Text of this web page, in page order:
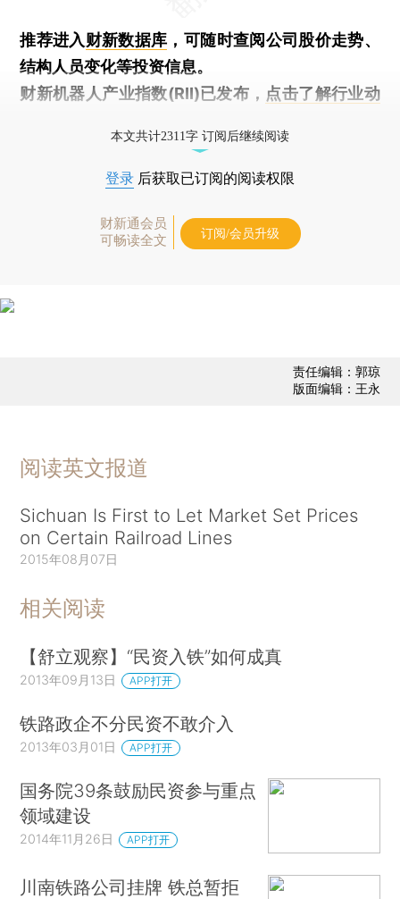
推荐进入财新数据库 ，可随时查阅公司股价走势、
结构人员变化等投资信息。
财新机器人产业指数(RII)已发布， 点击了解行业动
本文共计2311字 订阅后继续阅读
登录 后获取已订阅的阅读权限
财新通会员
可畅读全文
订阅/会员升级
责任编辑：郭琼
版面编辑：王永
阅读英文报道
Sichuan Is First to Let Market Set Prices
on Certain Railroad Lines
2015年08月07日
相关阅读
【舒立观察】“民资入铁”如何成真
2013年09月13日 APP打开
铁路政企不分民资不敢介入
2013年03月01日 APP打开
国务院39条鼓励民资参与重点
领域建设
2014年11月26日 APP打开
川南铁路公司挂牌 铁总暂拒